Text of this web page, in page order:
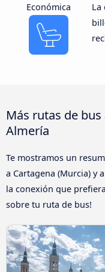
Económica
La
Más rutas de
Almería
Te mostramos un
a Cartagena (Murcia) y
la conexión que
sobre tu ruta de bus!